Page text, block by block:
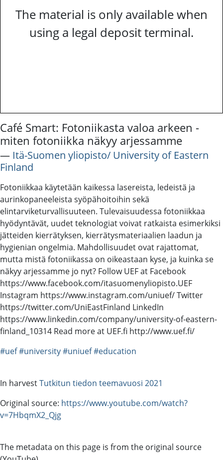
The material is only available when
using a legal deposit terminal.
Café Smart: Fotoniikasta valoa arkeen -
miten fotoniikka näkyy arjessamme
― Itä-Suomen yliopisto/ University of Eastern
Finland
Fotoniikkaa käytetään kaikessa lasereista, ledeistä ja
aurinkopaneeleista syöpähoitoihin sekä
elintarviketurvallisuuteen. Tulevaisuudessa fotoniikkaa
hyödyntävät, uudet teknologiat voivat ratkaista esimerkiksi
jätteiden kierrätyksen, kierrätysmateriaalien laadun ja
hygienian ongelmia. Mahdollisuudet ovat rajattomat,
mutta mistä fotoniikassa on oikeastaan kyse, ja kuinka se
näkyy arjessamme jo nyt? Follow UEF at Facebook
https://www.facebook.com/itasuomenyliopisto.UEF
Instagram https://www.instagram.com/uniuef/ Twitter
https://twitter.com/UniEastFinland LinkedIn
https://www.linkedin.com/company/university-of-eastern-
finland_10314 Read more at UEF.fi http://www.uef.fi/
#uef#university#uniuef#education
In harvestTutkitun tiedon teemavuosi 2021
Original source: https://www.youtube.com/watch?
v=7HbqmX2_Qjg
The metadata on this page is from the original source